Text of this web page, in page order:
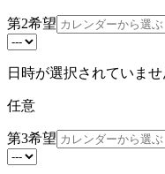
第2希望
日時が選択されていませ
任意
第3希望